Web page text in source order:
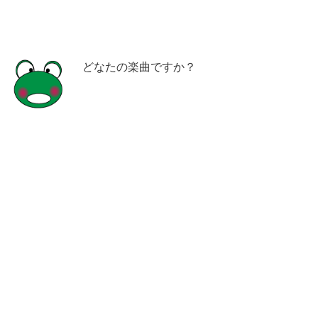
どなたの楽曲ですか？